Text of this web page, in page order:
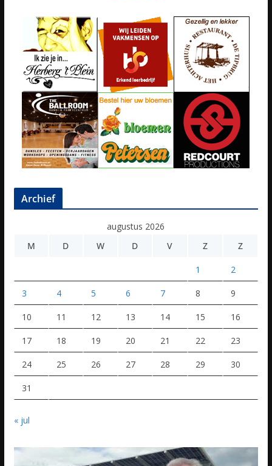
Archief
augustus 2026
M
D W D V Z Z
1 2
3 4 5 6 7 8 9
10 11 12 13 14 15 16
17 18 19 20 21 22 23
24 25 26 27 28 29 30
31
« jul